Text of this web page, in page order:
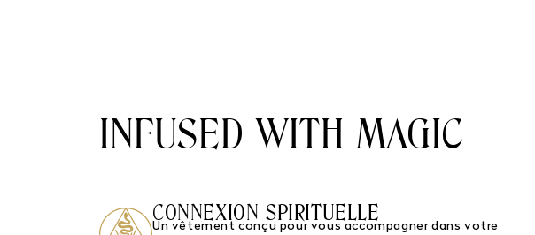
INFUSED WITH MAGIC
CONNEXION SPIRITUELLE
Un vêtement conçu pour vous accompagner dans votre